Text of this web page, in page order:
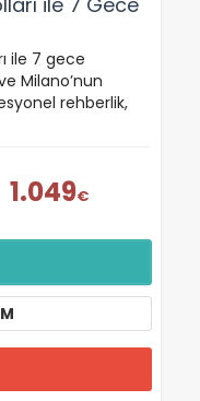
anonim olarak
ve
anlamamıza
göstermek
görmeye devam
ile 7 gece
Milano’nun
rehberlik,
1.049€